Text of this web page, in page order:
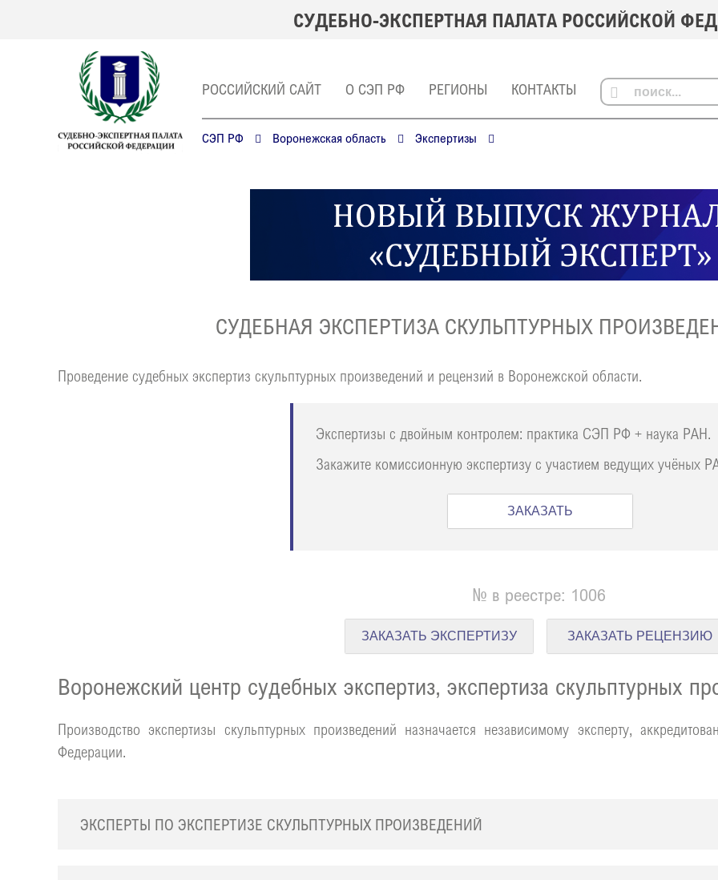
СУДЕБНО-ЭКСПЕРТНАЯ ПАЛАТА РОССИЙСКОЙ
РОССИЙСКИЙ САЙТ О СЭП РФ РЕГИОНЫ КОНТАКТЫ
СЭП РФ Воронежская область Экспертизы
СУДЕБНАЯ ЭКСПЕРТИЗА СКУЛЬПТУРНЫХ
Проведение судебных экспертиз скульптурных произведений и рецензий в Воронежской области.
Экспертизы с двойным контролем: практика СЭП РФ + наука РАН.
Закажите комиссионную экспертизу с участием ведущих учёных
ЗАКАЗАТЬ
№ в реестре: 1006
ЗАКАЗАТЬ ЭКСПЕРТИЗУ ЗАКАЗАТЬ РЕЦЕНЗИЮ
Воронежский центр судебных экспертиз, экспертиза скульптурных
Производство экспертизы скульптурных произведений назначается независимому эксперту,
Федерации.
ЭКСПЕРТЫ ПО ЭКСПЕРТИЗЕ СКУЛЬПТУРНЫХ ПРОИЗВЕДЕНИЙ